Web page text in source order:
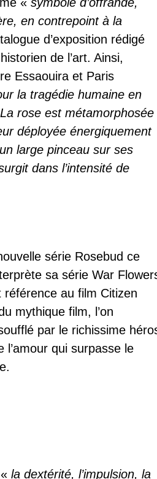
en contrepoint à la
d’exposition rédigé
de l’art. Ainsi,
Essaouira et Paris
la tragédie humaine en
rose est métamorphosée
déployée énergiquement
large pinceau sur ses
dans l’intensité de
série Rosebud ce
sa série War
au film Citizen
mythique film, l’on
par le richissime
l’amour qui surpasse le
«la dextérité, l’impulsion, la